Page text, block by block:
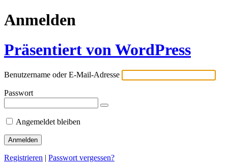
Anmelden
Präsentiert von WordPress
Benutzername oder E-Mail-Adresse
Passwort
Angemeldet bleiben
Registrieren | Passwort vergessen?